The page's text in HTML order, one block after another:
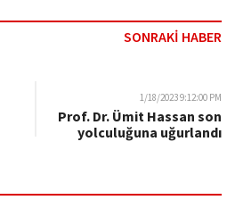
SONRAKİ HABER
1/18/2023 9:12:00 PM
Prof. Dr. Ümit Hassan son
yolculuğuna uğurlandı